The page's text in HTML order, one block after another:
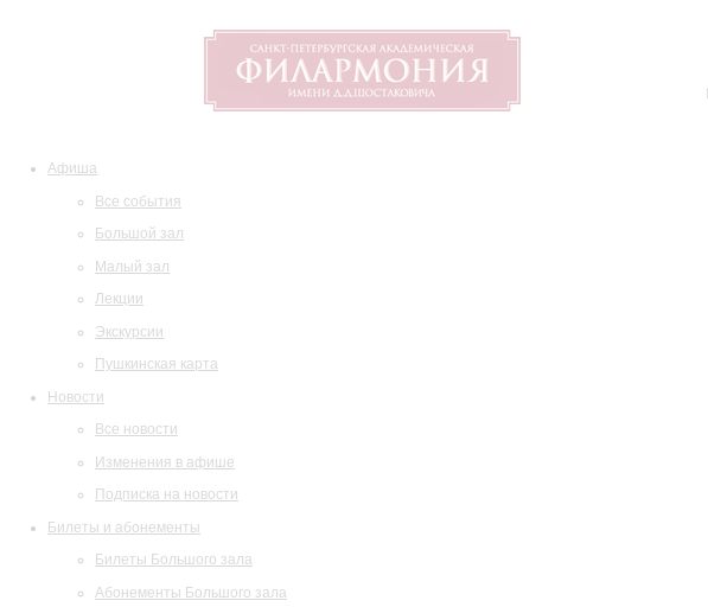
Афиша
Все события
Большой зал
Малый зал
Лекции
Экскурсии
Пушкинская карта
Новости
Все новости
Изменения в афише
Подписка на новости
Билеты и абонементы
Билеты Большого зала
Абонементы Большого зала